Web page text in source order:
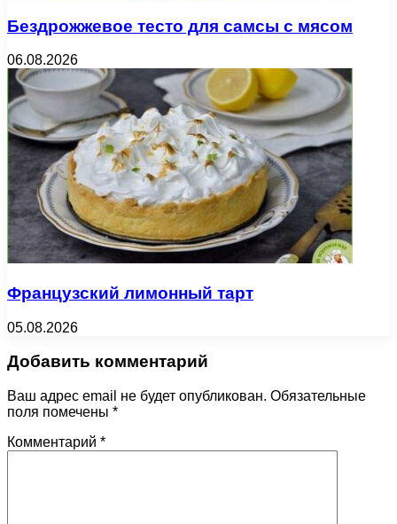
Бездрожжевое тесто для самсы с мясом
06.08.2026
Французский лимонный тарт
05.08.2026
Добавить комментарий
Ваш адрес email не будет опубликован. Обязательные
поля помечены *
Комментарий *